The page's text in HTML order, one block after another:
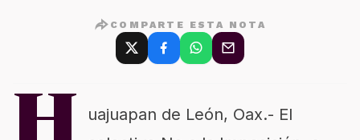
COMPARTE ESTA NOTA
uajuapan de León, Oax.- El